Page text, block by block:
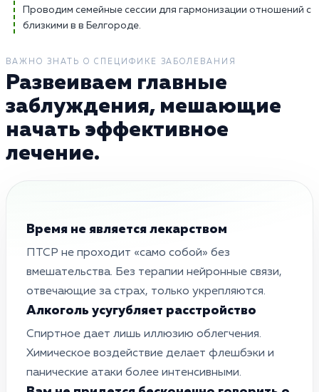
Проводим семейные сессии для гармонизации отношений с
близкими в в Белгороде.
ВАЖНО ЗНАТЬ О СПЕЦИФИКЕ ЗАБОЛЕВАНИЯ
Развеиваем главные
заблуждения, мешающие
начать эффективное
лечение.
Время не является лекарством
ПТСР не проходит «само собой» без
вмешательства. Без терапии нейронные связи,
отвечающие за страх, только укрепляются.
Алкоголь усугубляет расстройство
Спиртное дает лишь иллюзию облегчения.
Химическое воздействие делает флешбэки и
панические атаки более интенсивными.